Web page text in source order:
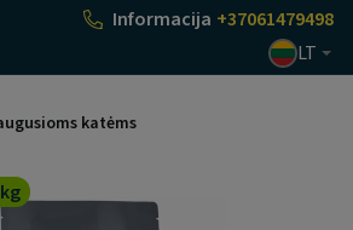
PasirinktiInformacija +37061479498
LT
katėms